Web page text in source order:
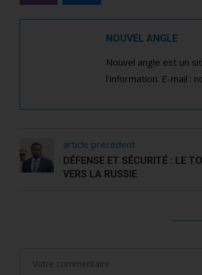
NOUVEL ANGLE
Nouvel angle est un
l'information. E-mail :
article précédent
DÉFENSE ET SÉCURITÉ : LE
VERS LA RUSSIE